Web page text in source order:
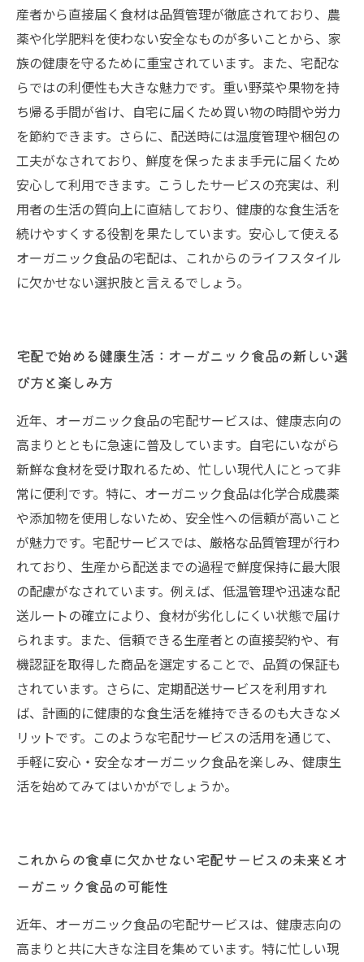
産者から直接届く食材は品質管理が徹底されており、農
薬や化学肥料を使わない安全なものが多いことから、家
族の健康を守るために重宝されています。また、宅配な
らではの利便性も大きな魅力です。重い野菜や果物を持
ち帰る手間が省け、自宅に届くため買い物の時間や労力
を節約できます。さらに、配送時には温度管理や梱包の
工夫がなされており、鮮度を保ったまま手元に届くため
安心して利用できます。こうしたサービスの充実は、利
用者の生活の質向上に直結しており、健康的な食生活を
続けやすくする役割を果たしています。安心して使える
オーガニック食品の宅配は、これからのライフスタイル
に欠かせない選択肢と言えるでしょう。
宅配で始める健康生活：オーガニック食品の新しい選
び方と楽しみ方
近年、オーガニック食品の宅配サービスは、健康志向の
高まりとともに急速に普及しています。自宅にいながら
新鮮な食材を受け取れるため、忙しい現代人にとって非
常に便利です。特に、オーガニック食品は化学合成農薬
や添加物を使用しないため、安全性への信頼が高いこと
が魅力です。宅配サービスでは、厳格な品質管理が行わ
れており、生産から配送までの過程で鮮度保持に最大限
の配慮がなされています。例えば、低温管理や迅速な配
送ルートの確立により、食材が劣化しにくい状態で届け
られます。また、信頼できる生産者との直接契約や、有
機認証を取得した商品を選定することで、品質の保証も
されています。さらに、定期配送サービスを利用すれ
ば、計画的に健康的な食生活を維持できるのも大きなメ
リットです。このような宅配サービスの活用を通じて、
手軽に安心・安全なオーガニック食品を楽しみ、健康生
活を始めてみてはいかがでしょうか。
これからの食卓に欠かせない宅配サービスの未来とオ
ーガニック食品の可能性
近年、オーガニック食品の宅配サービスは、健康志向の
高まりと共に大きな注目を集めています。特に忙しい現